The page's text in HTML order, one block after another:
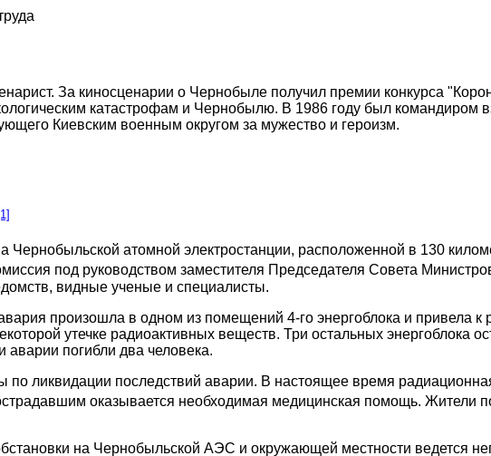
За киносценарии о Чернобыле получил премии конкурса
катастрофам и Чернобылю. В 1986 году был командиром
Киевским военным округом за мужество и героизм.
Чернобыльской атомной электростанции, расположенной в 130
под руководством заместителя Председателя Совета
видные ученые и специалисты.
произошла в одном из помещений 4-го энергоблока и привела к
утечке радиоактивных веществ. Три остальных энергоблока
аварии погибли два человека.
ликвидации последствий аварии. В настоящее время
оказывается необходимая медицинская помощь. Жители
на Чернобыльской АЭС и окружающей местности ведется